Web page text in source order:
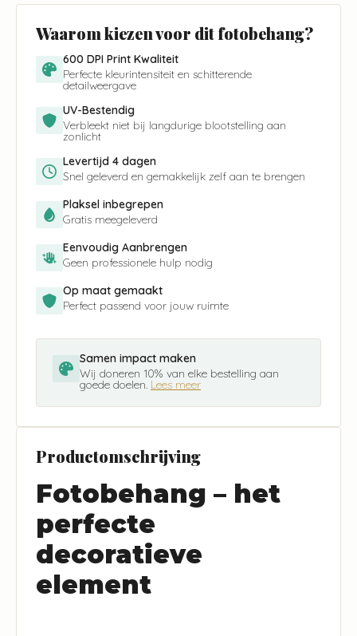
Waarom kiezen voor dit fotobehang?
600 DPI Print Kwaliteit
Perfecte kleurintensiteit en schitterende
detailweergave
UV-Bestendig
Verbleekt niet bij langdurige blootstelling aan
zonlicht
Levertijd 4 dagen
Snel geleverd en gemakkelijk zelf aan te brengen
Plaksel inbegrepen
Gratis meegeleverd
Eenvoudig Aanbrengen
Geen professionele hulp nodig
Op maat gemaakt
Perfect passend voor jouw ruimte
Samen impact maken
Wij doneren 10% van elke bestelling aan
goede doelen. Lees meer
Productomschrijving
Fotobehang – het
perfecte
decoratieve
element